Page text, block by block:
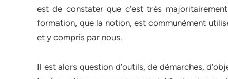
est de constater que c’est très
formation, que la notion, est communément
et y compris par nous.
Il est alors question d’outils, de démarches,